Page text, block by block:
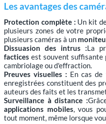
Les avantages des
Protection complète : Un kit
plusieurs zones de votre
plusieurs caméras à un
Dissuasion des intrus :La
factices est souvent suffisante
cambriolage ou d'effraction.
Preuves visuelles : En cas de
enregistrées constituent des
auteurs des faits et les
Surveillance à distance :
applications mobiles, vous
tout moment, même lorsque